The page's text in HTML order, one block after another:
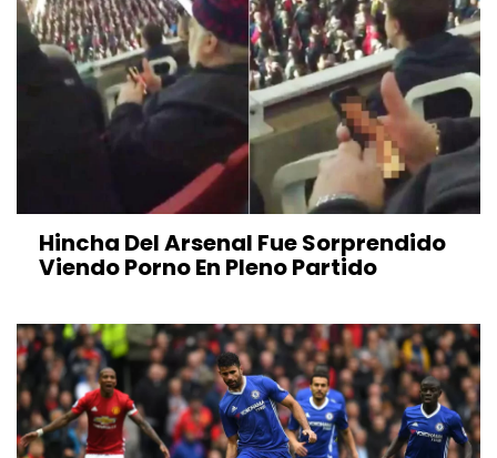
Hincha Del Arsenal Fue Sorprendido
Viendo Porno En Pleno Partido